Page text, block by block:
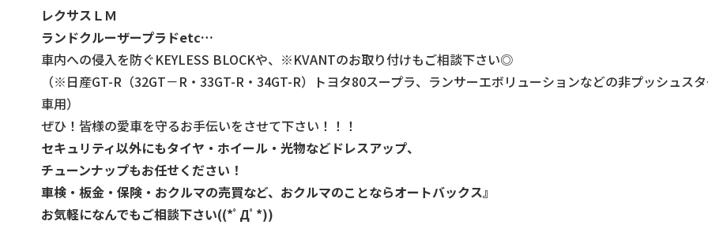
レクサスＬＭ
ランドクルーザープラドetc…
車内への侵入を防ぐKEYLESS BLOCKや、 ※KVANTのお取り付けもご相談下さい◎
（※日産GT-R（32GT－R・33GT-R・34GT-R）トヨタ80スープラ、ランサーエボリューションなどの非プッシュス
車用）
ぜひ！皆様の愛車を守るお手伝いをさせて下さい！！！
セキュリティ以外にもタイヤ・ホイール・光物などドレスアップ、
チューンナップもお任せください！
車検・板金・保険・おクルマの売買など、 おクルマのことならオートバックス』
お気軽になんでもご相談下さい((*ﾟДﾟ*))